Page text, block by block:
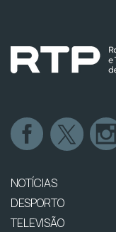
NOTÍCIAS
DESPORTO
TELEVISÃO